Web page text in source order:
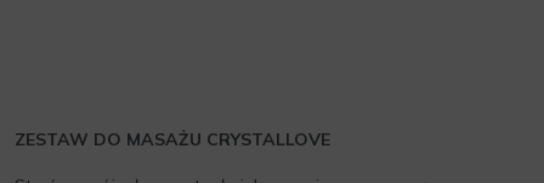
ZESTAW DO MASAŻU CRYSTALLOVE